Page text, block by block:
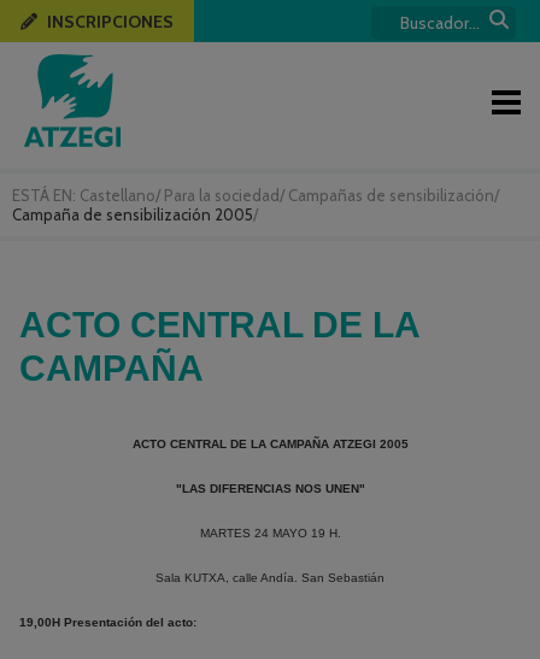
ESTÁ EN: Castellano/ Para la sociedad/ Campañas de sensibilización/
Campaña de sensibilización 2005/
INSCRIPCIONES
ACTO CENTRAL DE LA
CAMPAÑA
ACTO CENTRAL DE LA CAMPAÑA ATZEGI 2005
"LAS DIFERENCIAS NOS UNEN"
MARTES 24 MAYO 19 H.
Sala KUTXA, calle Andía. San Sebastián
19,00H Presentación del acto: